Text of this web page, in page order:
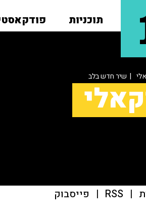
תוכניות
| שיר חדש בלב
|
RSS
| פייסבוק